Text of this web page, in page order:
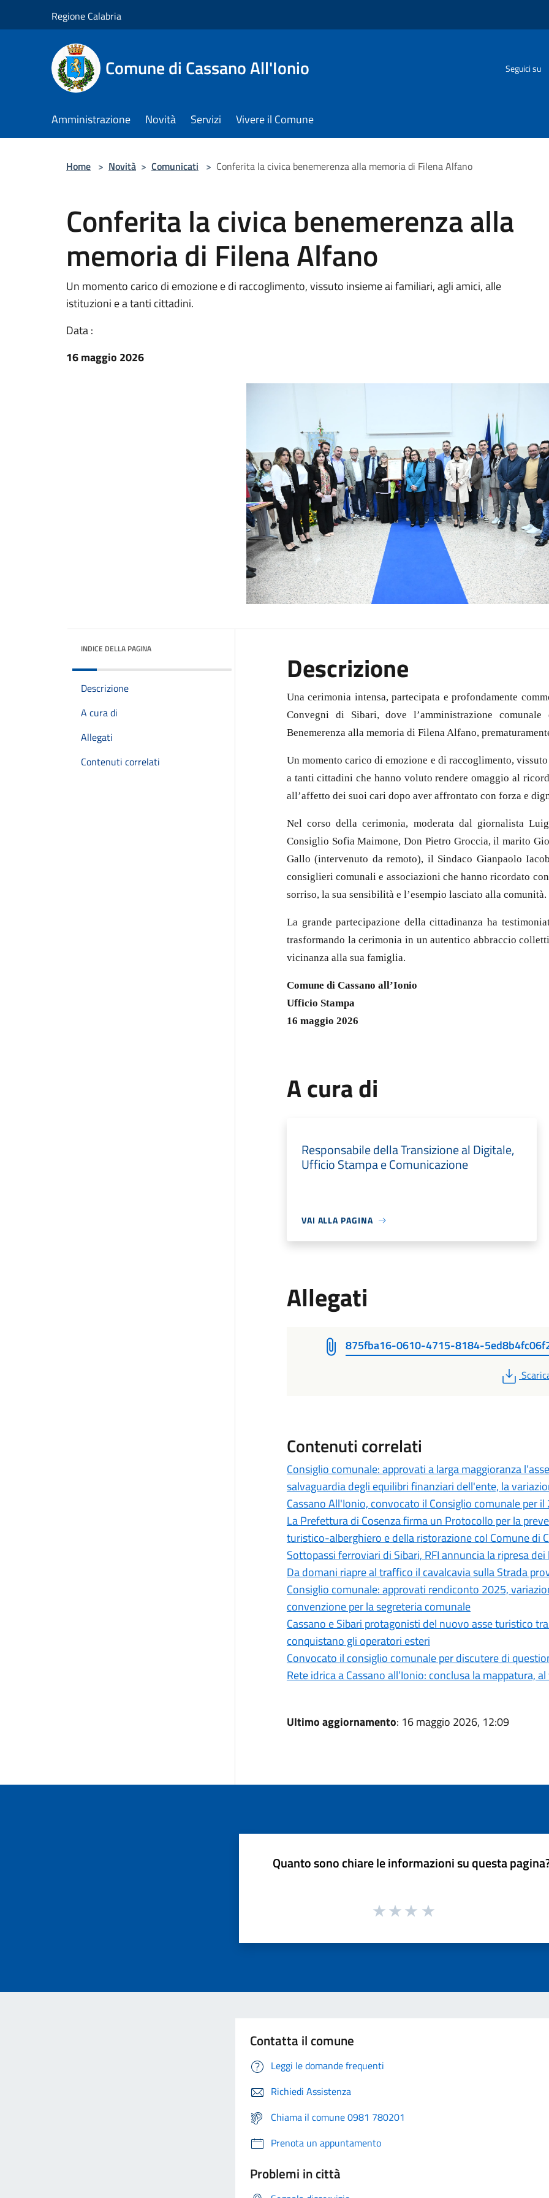
Regione Calabria
Comune di Cassano All'Ionio Seguici su
Amministrazione Novità Servizi Vivere il Comune
Home > Novità > Comunicati > Conferita la civica benemerenza alla memoria di Filena Alfano
Conferita la civica benemerenza alla
memoria di Filena Alfano
Un momento carico di emozione e di raccoglimento, vissuto insieme ai familiari, agli amici, alle
istituzioni e a tanti cittadini.
Data :
16 maggio 2026
INDICE DELLA PAGINA
Descrizione
A cura di
Allegati
Contenuti correlati
Descrizione
Una cerimonia intensa, partecipata e profondamente
Convegni di Sibari, dove l’amministrazione
Benemerenza alla memoria di Filena Alfano,
Un momento carico di emozione e di raccoglimento,
a tanti cittadini che hanno voluto rendere omaggio al
all’affetto dei suoi cari dopo aver affrontato con forza e
Nel corso della cerimonia, moderata dal giornalista
Consiglio Sofia Maimone, Don Pietro Groccia, il marito
Gallo (intervenuto da remoto), il Sindaco Gianpaolo
consiglieri comunali e associazioni che hanno ricordato
sorriso, la sua sensibilità e l’esempio lasciato alla comunità.
La grande partecipazione della cittadinanza ha
trasformando la cerimonia in un autentico abbraccio
vicinanza alla sua famiglia.
Comune di Cassano all’Ionio
Ufficio Stampa
16 maggio 2026
A cura di
Responsabile della Transizione al Digitale,
Ufficio Stampa e Comunicazione
VAI ALLA PAGINA
Allegati
875fba16-0610-4715-8184-
PDF
Contenuti correlati
Consiglio comunale: approvati a larga maggioranza
salvaguardia degli equilibri finanziari dell'ente, la
Cassano All'Ionio, convocato il Consiglio comunale per il
La Prefettura di Cosenza firma un Protocollo per la
turistico-alberghiero e della ristorazione col Comune di
Sottopassi ferroviari di Sibari, RFI annuncia la ripresa
Da domani riapre al traffico il cavalcavia sulla Strada
Consiglio comunale: approvati rendiconto 2025,
convenzione per la segreteria comunale
Cassano e Sibari protagonisti del nuovo asse turistico
conquistano gli operatori esteri
Convocato il consiglio comunale per discutere di
Rete idrica a Cassano all’Ionio: conclusa la mappatura,
Ultimo aggiornamento: 16 maggio 2026, 12:09
Quanto sono chiare le informazioni su questa
Contatta il comune
Leggi le domande frequenti
Richiedi Assistenza
Chiama il comune 0981 780201
Prenota un appuntamento
Problemi in città